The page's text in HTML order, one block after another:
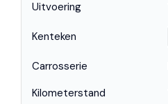
Uitvoering
Kenteken
Carrosserie
Kilometerstand